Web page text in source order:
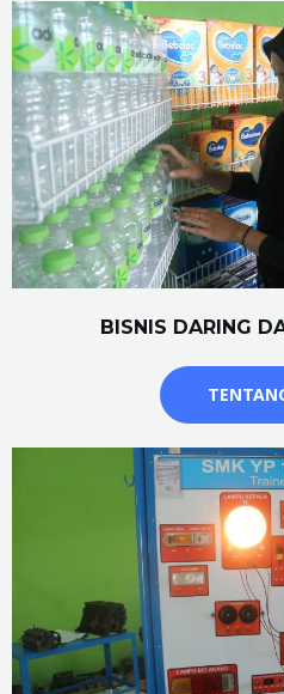
BISNIS DARING